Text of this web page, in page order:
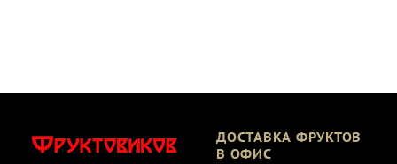
ДОСТАВКА ФРУКТОВ
В ОФИС